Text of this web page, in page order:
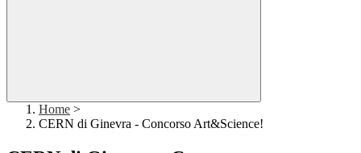
Home >
CERN di Ginevra - Concorso Art&Science!